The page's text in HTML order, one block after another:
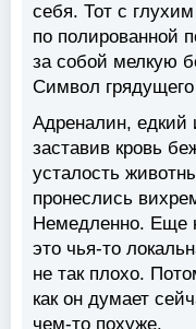
себя. Тот с
по полированной
за собой мелкую
Символ
Адреналин, едкий
заставив кровь
усталость
пронеслись
Немедленно. Еще
это чья-то
не так плохо.
как он думает
чем-то похуже.